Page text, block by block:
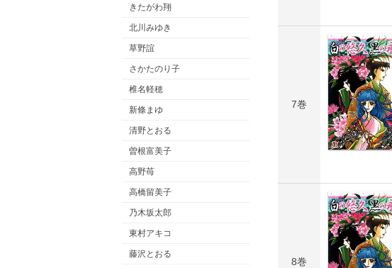
きたがわ翔
北川みゆき
草野誼
さかたのり子
椎名軽穂
新條まゆ
清野とおる
曽根富美子
高野苺
高橋留美子
乃木坂太郎
東村アキコ
藤沢とおる
7巻
8巻